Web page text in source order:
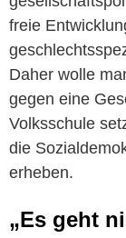
freie
Daher wolle
gegen eine
Volksschule
die
erheben.
„Es geht